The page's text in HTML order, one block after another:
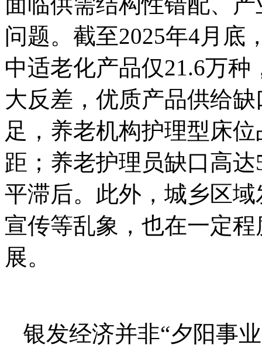
问题。截至2025年4月底
中适老化产品仅21.6万
大反差，优质产品供给
足，养老机构护理型床
距；养老护理员缺口高
平滞后。此外，城乡区
宣传等乱象，也在一定
展。
银发经济并非“夕阳事